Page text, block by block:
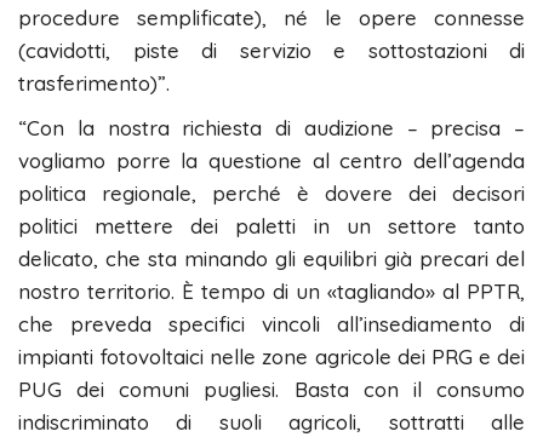
procedure semplificate), né le opere connesse
(cavidotti, piste di servizio e sottostazioni di
trasferimento)”.
“Con la nostra richiesta di audizione – precisa –
vogliamo porre la questione al centro dell’agenda
politica regionale, perché è dovere dei decisori
politici mettere dei paletti in un settore tanto
delicato, che sta minando gli equilibri già precari del
nostro territorio. È tempo di un «tagliando» al PPTR,
che preveda specifici vincoli all’insediamento di
impianti fotovoltaici nelle zone agricole dei PRG e dei
PUG dei comuni pugliesi. Basta con il consumo
indiscriminato di suoli agricoli, sottratti alle